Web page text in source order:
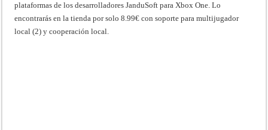
plataformas de los desarrolladores JanduSoft para Xbox One. Lo
encontrarás en la tienda por solo 8.99€ con soporte para multijugador
local (2) y cooperación local.